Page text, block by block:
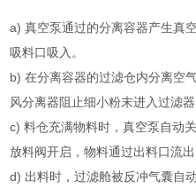
a) 真空泵通过的分离容器产生真
吸料口吸入。
b) 在分离容器的过滤仓内分离空
风分离器阻止细小粉末进入过滤
c) 料仓充满物料时，真空泵自动
放料阀开启，物料通过出料口流
d) 出料时，过滤舱被反冲气囊自